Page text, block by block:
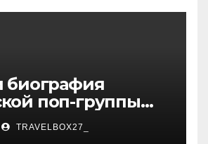
биография
поп-группы
интернешнл»
успеха, музыка
TRAVELBOX27_